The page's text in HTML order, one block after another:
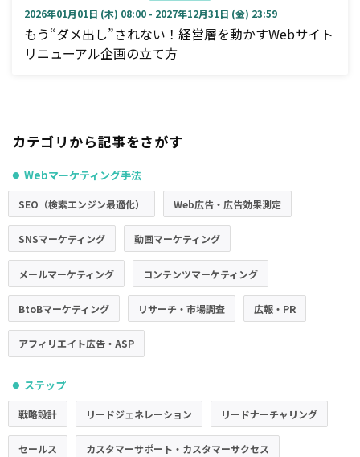
2026年01月01日 (木) 08:00 - 2027年12月31日 (金) 23:59
もう“ダメ出し”されない！経営層を動かすWebサイト
リニューアル企画の立て方
カテゴリから記事をさがす
● Webマーケティング手法
SEO（検索エンジン最適化） Web広告・広告効果測定
SNSマーケティング 動画マーケティング
メールマーケティング コンテンツマーケティング
BtoBマーケティング リサーチ・市場調査 広報・PR
アフィリエイト広告・ASP
● ステップ
戦略設計 リードジェネレーション リードナーチャリング
セールス カスタマーサポート・カスタマーサクセス